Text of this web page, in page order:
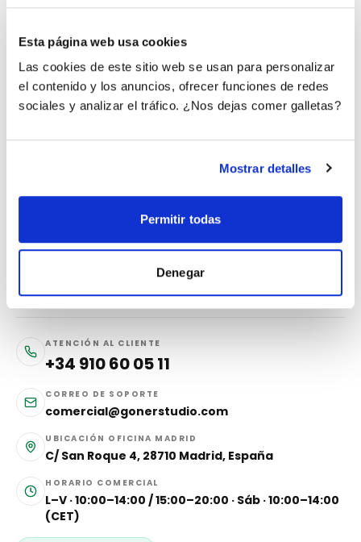
Esta página web usa cookies
Las cookies de este sitio web se usan para personalizar
el contenido y los anuncios, ofrecer funciones de redes
sociales y analizar el tráfico. ¿Nos dejas comer galletas?
Mostrar detalles
Permitir todas
Denegar
+250 reseñas verificadas
ATENCIÓN AL CLIENTE
+34 910 60 05 11
CORREO DE SOPORTE
comercial@gonerstudio.com
UBICACIÓN OFICINA MADRID
C/ San Roque 4, 28710 Madrid, España
HORARIO COMERCIAL
L–V · 10:00–14:00 / 15:00–20:00 · Sáb · 10:00–14:00
(CET)